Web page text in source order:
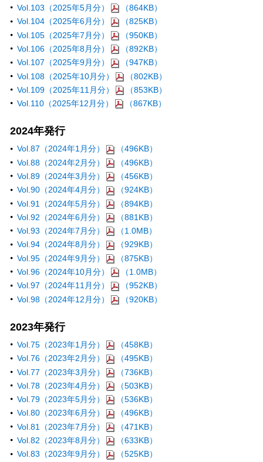
Vol.103（2025年5月分）
（864KB）
Vol.104（2025年6月分）
（825KB）
Vol.105（2025年7月分）
（950KB）
Vol.106（2025年8月分）
（892KB）
Vol.107（2025年9月分）
（947KB）
Vol.108（2025年10月分）
（802KB）
Vol.109（2025年11月分）
（853KB）
Vol.110（2025年12月分）
（867KB）
2024年発行
Vol.87（2024年1月分）
（496KB）
Vol.88（2024年2月分）
（496KB）
Vol.89（2024年3月分）
（456KB）
Vol.90（2024年4月分）
（924KB）
Vol.91（2024年5月分）
（894KB）
Vol.92（2024年6月分）
（881KB）
Vol.93（2024年7月分）
（1.0MB）
Vol.94（2024年8月分）
（929KB）
Vol.95（2024年9月分）
（875KB）
Vol.96（2024年10月分）
（1.0MB）
Vol.97（2024年11月分）
（952KB）
Vol.98（2024年12月分）
（920KB）
2023年発行
Vol.75（2023年1月分）
（458KB）
Vol.76（2023年2月分）
（495KB）
Vol.77（2023年3月分）
（736KB）
Vol.78（2023年4月分）
（503KB）
Vol.79（2023年5月分）
（536KB）
Vol.80（2023年6月分）
（496KB）
Vol.81（2023年7月分）
（471KB）
Vol.82（2023年8月分）
（633KB）
Vol.83（2023年9月分）
（525KB）